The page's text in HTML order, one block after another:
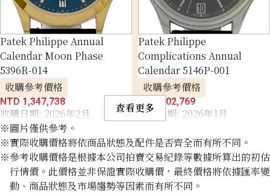
Patek Philippe Annual
Calendar Moon Phase
5396R-014
收購參考價格
NTD 1,347,738
收購日期: 2026年2月
Patek Philippe
Complications Annual
Calendar 5146P-001
收購參考價格
NTD 902,769
收購日期: 2026年1月
查看更多
※圖片僅供參考。
※實際收購價格將依商品狀態及配件是否齊全而有所不同。
※參考收購價格是根據本公司拍賣交易紀錄等數據所算出的初估
行情價。此價格並非保證實際收購價，最終價格將依據匯率變
動、商品狀態及市場趨勢等因素而有所不同。